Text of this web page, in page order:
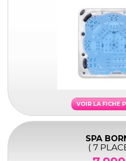
VOIR LA FICHE
SPA
( 7